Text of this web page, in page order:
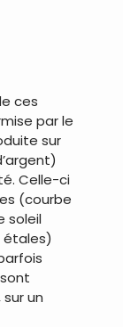
ces
par le
sur
Celle-ci
(courbe
soleil
étales)
un